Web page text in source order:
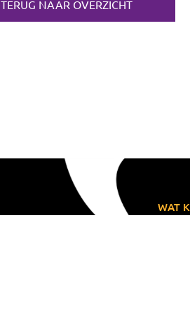
TERUG NAAR OVERZICHT
WAT